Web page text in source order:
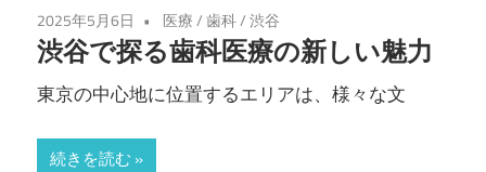
2025年5月6日 医療/歯科/渋谷
渋谷で探る歯科医療の新しい魅力
東京の中心地に位置するエリアは、様々な文
続きを読む